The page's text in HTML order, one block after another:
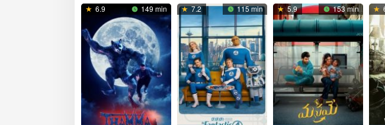
6.9 149 min 7.2 115 min 5.9 153 min